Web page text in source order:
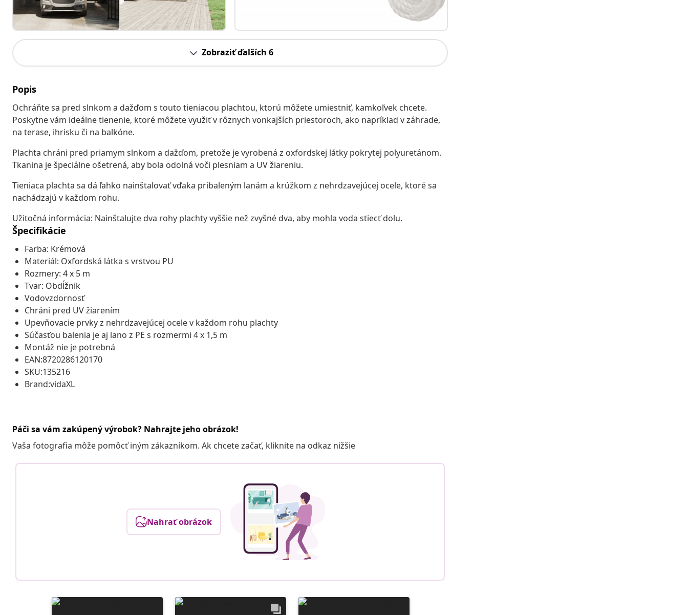
Zobraziť ďalších 6
Popis
Ochráňte sa pred slnkom a dažďom s touto tieniacou plachtou, ktorú môžete umiestniť, kamkoľvek chcete.
Poskytne vám ideálne tienenie, ktoré môžete využiť v rôznych vonkajších priestoroch, ako napríklad v záhrade,
na terase, ihrisku či na balkóne.
Plachta chráni pred priamym slnkom a dažďom, pretože je vyrobená z oxfordskej látky pokrytej polyuretánom.
Tkanina je špeciálne ošetrená, aby bola odolná voči plesniam a UV žiareniu.
Tieniaca plachta sa dá ľahko nainštalovať vďaka pribaleným lanám a krúžkom z nehrdzavejúcej ocele, ktoré sa
nachádzajú v každom rohu.
Užitočná informácia: Nainštalujte dva rohy plachty vyššie než zvyšné dva, aby mohla voda stiecť dolu.
Špecifikácie
Farba: Krémová
Materiál: Oxfordská látka s vrstvou PU
Rozmery: 4 x 5 m
Tvar: Obdĺžnik
Vodovzdornosť
Chráni pred UV žiarením
Upevňovacie prvky z nehrdzavejúcej ocele v každom rohu plachty
Súčasťou balenia je aj lano z PE s rozmermi 4 x 1,5 m
Montáž nie je potrebná
EAN:8720286120170
SKU:135216
Brand:vidaXL
Páči sa vám zakúpený výrobok? Nahrajte jeho obrázok!
Vaša fotografia môže pomôcť iným zákazníkom. Ak chcete začať, kliknite na odkaz nižšie
Nahrať obrázok